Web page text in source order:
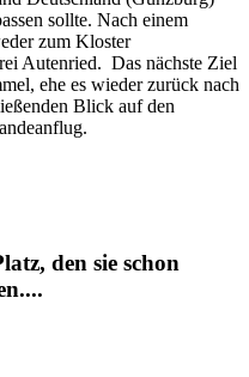
sollte. Nach einem
zum Kloster
Autenried. Das nächste Ziel
ehe es wieder zurück nach
Blick auf den
den sie schon